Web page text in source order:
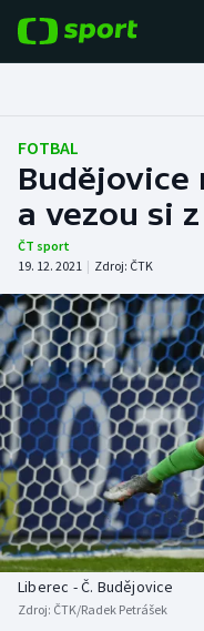
Fotbal
Hokej
Tenis
Atletika
Cyklistika
DALŠÍ SPORTY
Americký fotbal
Baseball a softbal
Basketbal
Biatlon
NEPŘEHLÉDNĚTE
Soutěže
Historické návraty
Aplikace ČT sport
FOTBAL
Budějovice
a vezou si
ČT sport
19. 12. 2021 | Zdroj: ČTK
Liberec - Č. Budějovice
Zdroj: ČTK/Radek Petrášek